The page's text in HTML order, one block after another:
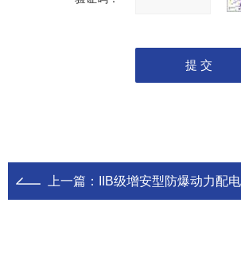
上一篇： IIB级增安型防爆动力配